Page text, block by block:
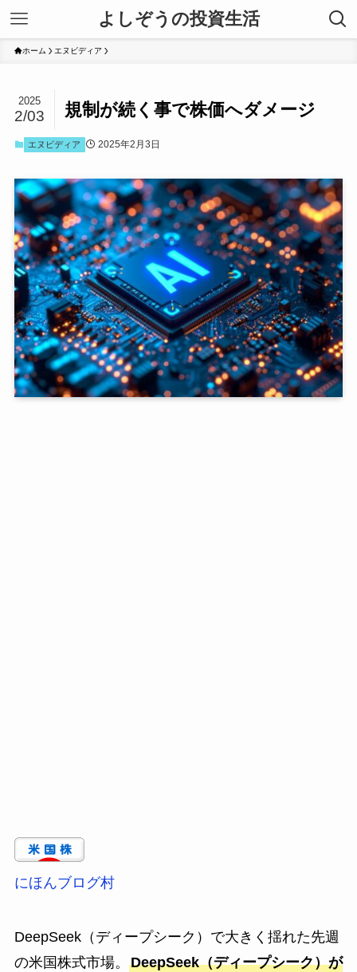
よしぞうの投資生活
ホーム エヌビディア
規制が続く事で株価へダメージ
2025
2/03
エヌビディア 2025年2月3日
にほんブログ村
DeepSeek（ディープシーク）で大きく揺れた先週
の米国株式市場。 DeepSeek（ディープシーク）が